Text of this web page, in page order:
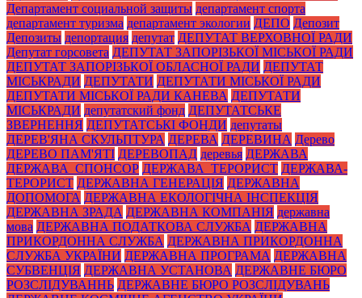
Департамент социальной защиты департамент спорта
департамент туризма департамент экологии ДЕПО Депозит
Депозиты депортация депутат ДЕПУТАТ ВЕРХОВНОЇ РАДИ
Депутат горсовета ДЕПУТАТ ЗАПОРІЗЬКОЇ МІСЬКОЇ РАДИ
ДЕПУТАТ ЗАПОРІЗЬКОЇ ОБЛАСНОЇ РАДИ ДЕПУТАТ
МІСЬКРАДИ ДЕПУТАТИ ДЕПУТАТИ МІСЬКОЇ РАДИ
ДЕПУТАТИ МІСЬКОЇ РАДИ КАНЕВА ДЕПУТАТИ
МІСЬКРАДИ депутатский фонд ДЕПУТАТСЬКЕ
ЗВЕРНЕННЯ ДЕПУТАТСЬКІ ФОНДИ депутаты
ДЕРЕВ'ЯНА СКУЛЬПТУРА ДЕРЕВА ДЕРЕВИНА Дерево
ДЕРЕВО ПАМ'ЯТІ ДЕРЕВОПАД деревья ДЕРЖАВА
ДЕРЖАВА_СПОНСОР ДЕРЖАВА_ТЕРОРИСТ ДЕРЖАВА-
ТЕРОРИСТ ДЕРЖАВНА ГЕНЕРАЦІЯ ДЕРЖАВНА
ДОПОМОГА ДЕРЖАВНА ЕКОЛОГІЧНА ІНСПЕКЦІЯ
ДЕРЖАВНА ЗРАДА ДЕРЖАВНА КОМПАНІЯ державна
мова ДЕРЖАВНА ПОДАТКОВА СЛУЖБА ДЕРЖАВНА
ПРИКОРДОННА СЛУЖБА ДЕРЖАВНА ПРИКОРДОННА
СЛУЖБА УКРАЇНИ ДЕРЖАВНА ПРОГРАМА ДЕРЖАВНА
СУБВЕНЦІЯ ДЕРЖАВНА УСТАНОВА ДЕРЖАВНЕ БЮРО
РОЗСЛІДУВАННЬ ДЕРЖАВНЕ БЮРО РОЗСЛІДУВАНЬ